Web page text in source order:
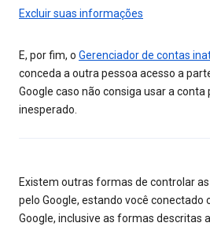
Excluir suas informações
E, por fim, o Gerenciador de contas
conceda a outra pessoa acesso a
Google caso não consiga usar a
inesperado.
Existem outras formas de controlar
pelo Google, estando você conectado
Google, inclusive as formas descritas